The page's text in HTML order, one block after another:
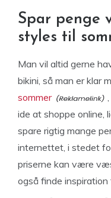
Spar penge
styles til
Man vil altid gerne
bikini, så man er klar
sommer
ide at shoppe online,
spare rigtig mange
internettet, i stedet
priserne kan være
også finde inspiration